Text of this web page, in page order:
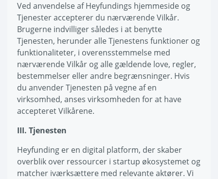
Ved anvendelse af Heyfundings hjemmeside og
Tjenester accepterer du nærværende Vilkår.
Brugerne indvilliger således i at benytte
Tjenesten, herunder alle Tjenestens funktioner og
funktionaliteter, i overensstemmelse med
nærværende Vilkår og alle gældende love, regler,
bestemmelser eller andre begrænsninger. Hvis
du anvender Tjenesten på vegne af en
virksomhed, anses virksomheden for at have
accepteret Vilkårene.
III. Tjenesten
Heyfunding er en digital platform, der skaber
overblik over ressourcer i startup økosystemet og
matcher iværksættere med relevante aktører. Vi